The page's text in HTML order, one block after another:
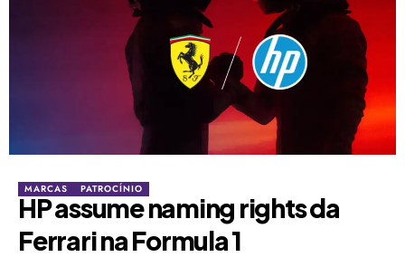
MARCAS PATROCÍNIO
HP assume naming rights da
Ferrari na Formula 1